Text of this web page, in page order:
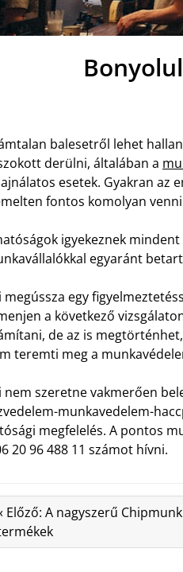
balesetről lehet
derülni, általában a
esetek. Gyakran az
fontos komolyan
igyekeznek
egyaránt
megússza egy
a következő
de az is
teremti meg a
nem szeretne vakmerően
munkavedelem-
megfelelés. A pontos
20 96 488 11 számot hívni.
Előző: A nagyszerű Chipmunk